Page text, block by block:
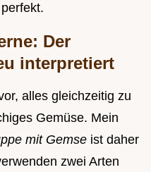
Der
interpretiert
alles gleichzeitig zu
Gemüse. Mein
mit Gemse ist daher
zwei Arten